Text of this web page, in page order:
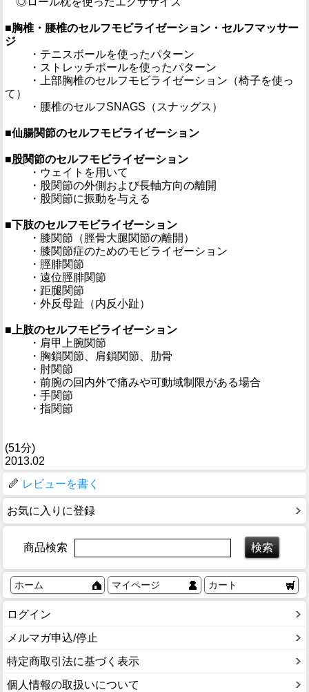
■胸椎・腰椎のセルフモビライゼーション・セルフマッサー
ジ
・テニスボールを使ったパターン
・ストレッチポールを使ったパターン
・上部胸椎のセルフモビライゼーション（椅子を使っ
て）
・腰椎のセルフSNAGS（スナッグス）
■仙腸関節のセルフモビライゼーション
■股関節のセルフモビライゼーション
・ウェイトを用いて
・股関節の外側および長軸方向の離開
・股関節に振動を与える
■下肢のセルフモビライゼーション
・膝関節（脛骨大腿関節の離開）
・膝関節症のためのモビライゼーション
・脛腓関節
・遠位脛腓関節
・距腿関節
・外反母趾（内反小趾）
■上肢のセルフモビライゼーション
・肩甲上腕関節
・胸鎖関節、肩鎖関節、肋骨
・肘関節
・前腕の回内外で痛みや可動域制限がある場合
・手関節
・指関節
(51分)
2013.02
レビューを書く
お気に入りに登録
商品検索
ホーム マイページ カート
ログイン
メルマガ申込/停止
特定商取引法に基づく表示
個人情報の取扱いについて